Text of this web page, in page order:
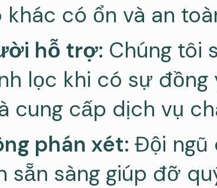
khác có ổn và an
hỗ trợ: Chúng tôi
lọc khi có sự
cung cấp dịch vụ
phán xét: Đội ngũ
sẵn sàng giúp đỡ